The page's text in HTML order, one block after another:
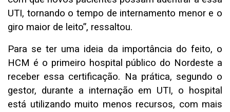
UTI, tornando o tempo de internamento menor e o
giro maior de leito”, ressaltou.
Para se ter uma ideia da importância do feito, o
HCM é o primeiro hospital público do Nordeste a
receber essa certificação. Na prática, segundo o
gestor, durante a internação em UTI, o hospital
está utilizando muito menos recursos, com mais